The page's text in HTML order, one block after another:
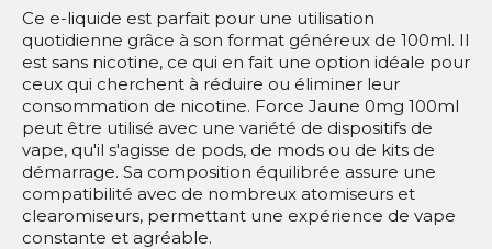
Ce e-liquide est parfait pour une utilisation
quotidienne grâce à son format généreux de 100ml. Il
est sans nicotine, ce qui en fait une option idéale pour
ceux qui cherchent à réduire ou éliminer leur
consommation de nicotine. Force Jaune 0mg 100ml
peut être utilisé avec une variété de dispositifs de
vape, qu'il s'agisse de pods, de mods ou de kits de
démarrage. Sa composition équilibrée assure une
compatibilité avec de nombreux atomiseurs et
clearomiseurs, permettant une expérience de vape
constante et agréable.